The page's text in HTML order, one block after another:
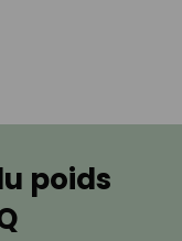
poids